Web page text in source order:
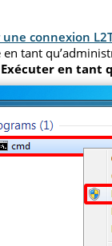
une connexion
tant
Exécuter en tant